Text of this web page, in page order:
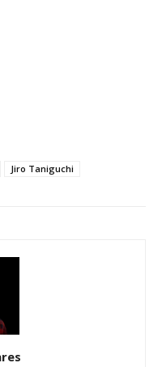
Jiro Taniguchi